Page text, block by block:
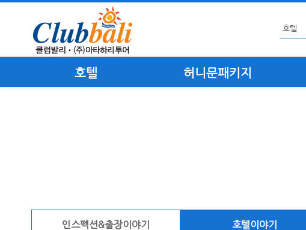
호텔 허니문패키지
인스펙션&출장이야기 호텔이야기